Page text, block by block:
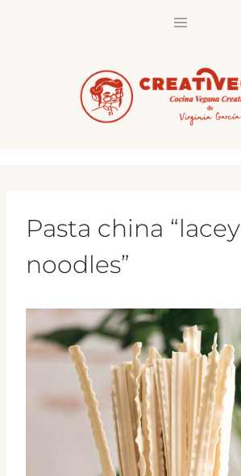
Pasta china “lacey
noodles”